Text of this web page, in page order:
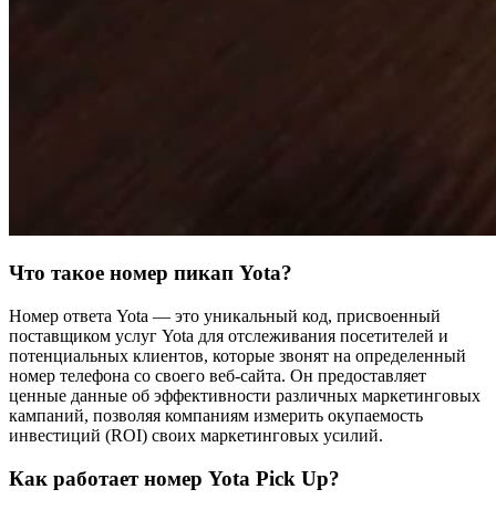
Что такое номер пикап Yota?
Номер ответа Yota — это уникальный код, присвоенный
поставщиком услуг Yota для отслеживания посетителей и
потенциальных клиентов, которые звонят на определенный
номер телефона со своего веб-сайта. Он предоставляет
ценные данные об эффективности различных маркетинговых
кампаний, позволяя компаниям измерить окупаемость
инвестиций (ROI) своих маркетинговых усилий.
Как работает номер Yota Pick Up?